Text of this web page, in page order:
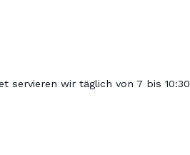
servieren wir täglich von 7 bis 10:30